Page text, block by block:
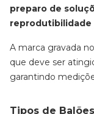
preparo de
reprodutibilidade
A marca gravada
que deve ser
garantindo
Tipos de